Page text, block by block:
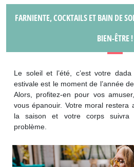
FARNIENTE, COCKTAILS ET BAIN DE
BIEN-ÊTRE !
Le soleil et l’été, c’est votre
estivale est le moment de l’année
Alors, profitez-en pour vos
vous épanouir. Votre moral restera
la saison et votre corps suivra
problème.